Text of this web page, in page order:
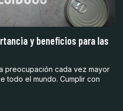
y beneficios para las
preocupación cada vez mayor
todo el mundo. Cumplir con